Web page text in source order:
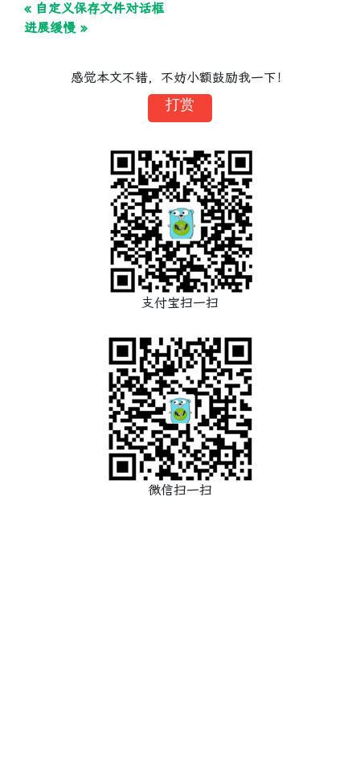
« 自定义保存文件对话框
进展缓慢 »
感觉本文不错，不妨小额鼓励我一下！
打赏
支付宝扫一扫
微信扫一扫